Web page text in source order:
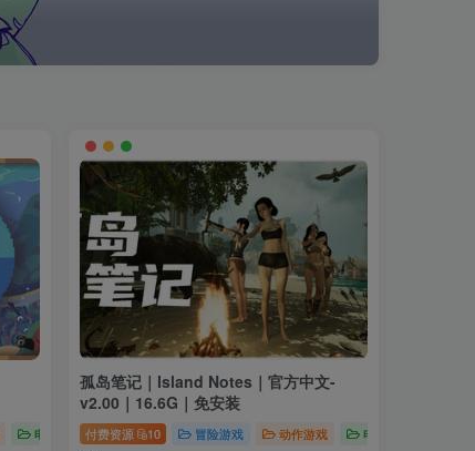
电脑游戏
孤岛笔记｜Island Notes｜官方中文-
v2.00｜16.6G｜免安装
付费资源 10 冒险游戏 动作游戏 电脑游戏